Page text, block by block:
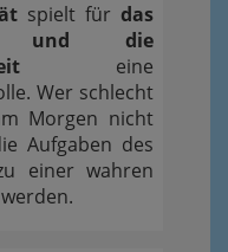
spielt für das
und die
eine
Wer schlecht
Morgen nicht
Aufgaben des
einer wahren